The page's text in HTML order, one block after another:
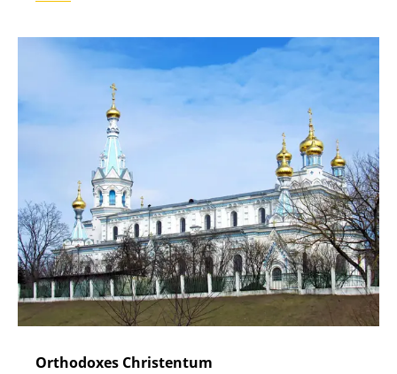
Orthodoxes Christentum